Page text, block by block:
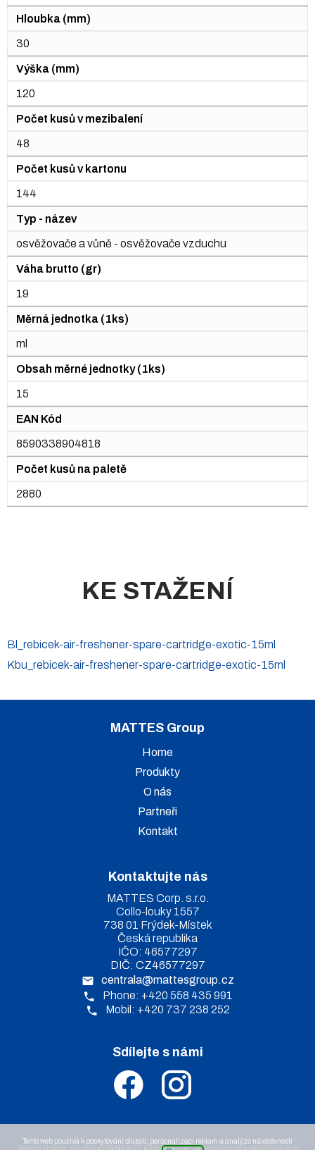
Hloubka (mm)
30
Výška (mm)
120
Počet kusů v mezibalení
48
Počet kusů v kartonu
144
Typ - název
osvěžovače a vůně - osvěžovače vzduchu
Váha brutto (gr)
19
Měrná jednotka (1ks)
ml
Obsah měrné jednotky (1ks)
15
EAN Kód
8590338904818
Počet kusů na paletě
2880
KE STAŽENÍ
Bl_rebicek-air-freshener-spare-cartridge-exotic-15ml
Kbu_rebicek-air-freshener-spare-cartridge-exotic-15ml
MATTES Group
Home
Produkty
O nás
Partneři
Kontakt
Kontaktujte nás
MATTES Corp. s.r.o.
Collo-louky 1557
738 01 Frýdek-Místek
Česká republika
IČO: 46577297
DIČ: CZ46577297
centrala@mattesgroup.cz
Phone: +420 558 435 991
Mobil: +420 737 238 252
Sdílejte s námi
Webové stránky zdarma BANAN.CZ | Ostravski Tvorba webových stránek
Tento web používá k poskytování služeb, personalizaci reklam a analýze návštěvnosti